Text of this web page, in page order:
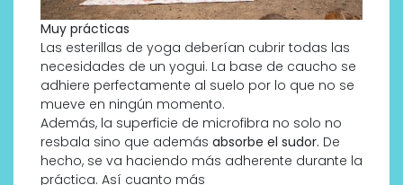
Muy prácticas
Las esterillas de yoga deberían cubrir todas las
necesidades de un yogui. La base de caucho se
adhiere perfectamente al suelo por lo que no se
mueve en ningún momento.
Además, la superficie de microfibra no solo no
resbala sino que además absorbe el sudor. De
hecho, se va haciendo más adherente durante la
práctica. Así cuanto más